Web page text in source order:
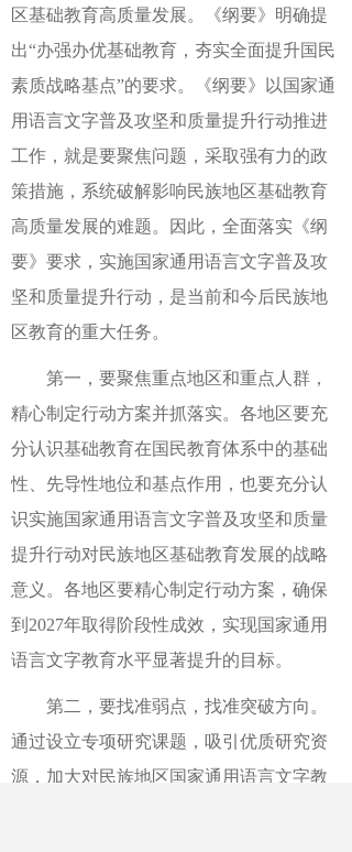
区基础教育高质量发展。《纲要》明确提
出“办强办优基础教育，夯实全面提升国民
素质战略基点”的要求。《纲要》以国家通
用语言文字普及攻坚和质量提升行动推进
工作，就是要聚焦问题，采取强有力的政
策措施，系统破解影响民族地区基础教育
高质量发展的难题。因此，全面落实《纲
要》要求，实施国家通用语言文字普及攻
坚和质量提升行动，是当前和今后民族地
区教育的重大任务。
第一，要聚焦重点地区和重点人群，
精心制定行动方案并抓落实。各地区要充
分认识基础教育在国民教育体系中的基础
性、先导性地位和基点作用，也要充分认
识实施国家通用语言文字普及攻坚和质量
提升行动对民族地区基础教育发展的战略
意义。各地区要精心制定行动方案，确保
到 2027年取得阶段性成效，实现国家通用
语言文字教育水平显著提升的目标。
第二，要找准弱点，找准突破方向。
通过设立专项研究课题，吸引优质研究资
源，加大对民族地区国家通用语言文字教